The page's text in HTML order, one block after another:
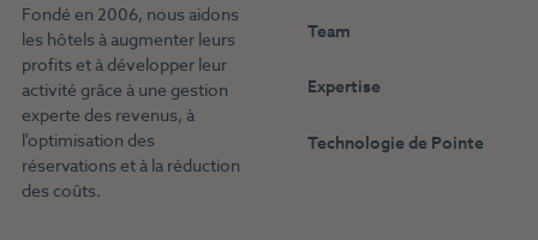
Fondé en 2006, nous aidons
les hôtels à augmenter leurs
profits et à développer leur
activité grâce à une gestion
experte des revenus, à
l'optimisation des
réservations et à la réduction
des coûts.
Team
Expertise
Technologie de Pointe